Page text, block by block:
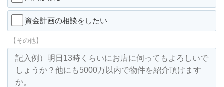
資金計画の相談をしたい
【その他】